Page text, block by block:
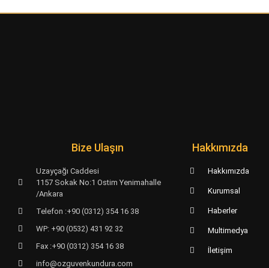
Bize Ulaşın
Uzayçağı Caddesi
1157 Sokak No:1 Ostim Yenimahalle
/Ankara
Telefon :+90 (0312) 354 16 38
WP: +90 (0532) 431 92 32
Fax :+90 (0312) 354 16 38
info@ozguvenkundura.com
Hakkımızda
Hakkımızda
Kurumsal
Haberler
Multimedya
İletişim